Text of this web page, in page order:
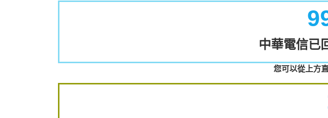
中華電信已
您可以從上方